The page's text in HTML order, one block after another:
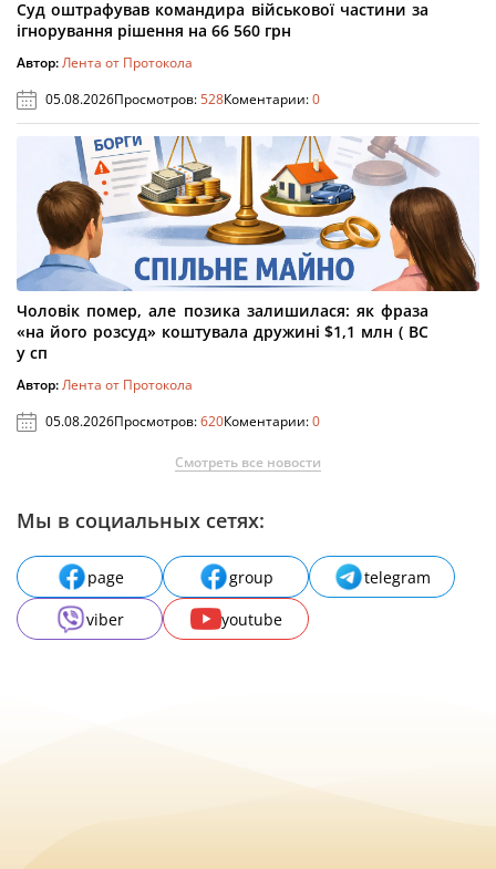
Суд оштрафував командира військової частини за
ігнорування рішення на 66 560 грн
Автор:Лента от Протокола
05.08.2026Просмотров:528Коментарии:0
Чоловік помер, але позика залишилася: як фраза
«на його розсуд» коштувала дружині $1,1 млн ( ВС
у сп
Автор:Лента от Протокола
05.08.2026Просмотров:620Коментарии:0
Смотреть все новости
Мы в социальных сетях:
page group
telegram
viber
youtube